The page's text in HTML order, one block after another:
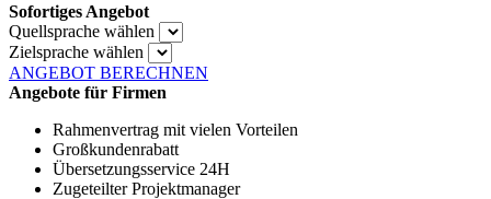
Sofortiges Angebot
Quellsprache wählen
Zielsprache wählen
ANGEBOT BERECHNEN
Angebote für Firmen
Rahmenvertrag mit vielen Vorteilen
Großkundenrabatt
Übersetzungsservice 24H
Zugeteilter Projektmanager